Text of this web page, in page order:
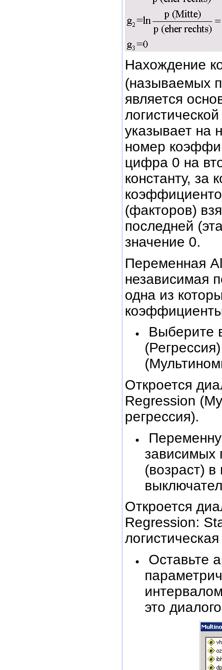
Нахождение
(называемых
является
указывает на
номер
цифра 0 на
константу, за
(факторов)
последней
значение 0.
Переменная
независимая
одна из
Выберите
(Регрессия)
Откроется
Regression
регрессия).
зависимых
(возраст)
Откроется
Regression:
Оставьте
это